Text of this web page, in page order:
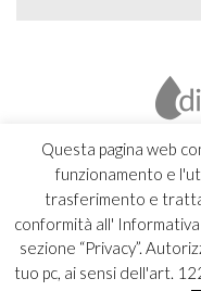
Questa pagina web
funzionamento e
trasferimento e
conformità all'
sezione “Privacy”.
tuo pc, ai sensi dell'art.